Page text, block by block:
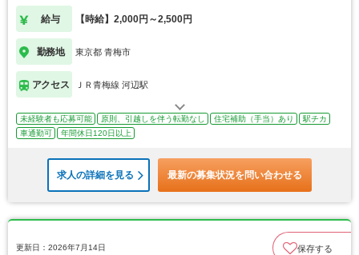
給与 【時給】2,000円～2,500円
勤務地 東京都 青梅市
アクセス ＪＲ青梅線 河辺駅
未経験者も応募可能 原則、引越しを伴う転勤なし 住宅補助（手当）あり
駅チカ
車通勤可
年間休日120日以上
求人の詳細を見る 最新の募集状況を問い合わせる
更新日：2026年7月14日 保存する